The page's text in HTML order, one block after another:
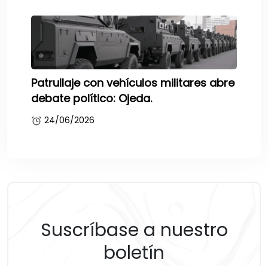
Patrullaje con vehículos militares abre
debate político: Ojeda.
24/06/2026
Suscríbase a nuestro
boletín